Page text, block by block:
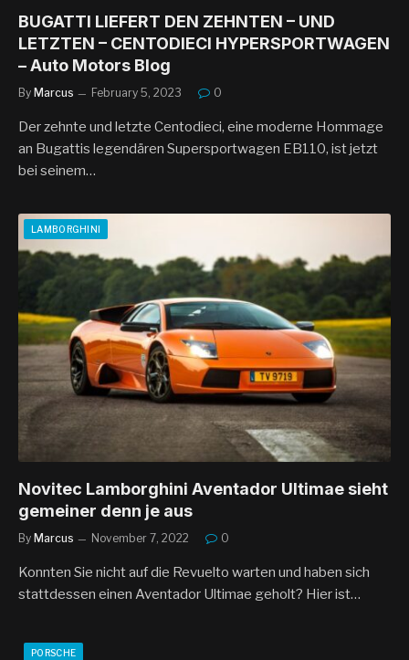
BUGATTI LIEFERT DEN ZEHNTEN – UND
LETZTEN – CENTODIECI HYPERSPORTWAGEN
– Auto Motors Blog
By Marcus February 5, 2023 0
Der zehnte und letzte Centodieci, eine moderne Hommage
an Bugattis legendären Supersportwagen EB110, ist jetzt
bei seinem…
LAMBORGHINI
Novitec Lamborghini Aventador Ultimae sieht
gemeiner denn je aus
By Marcus November 7, 2022 0
Konnten Sie nicht auf die Revuelto warten und haben sich
stattdessen einen Aventador Ultimae geholt? Hier ist…
PORSCHE